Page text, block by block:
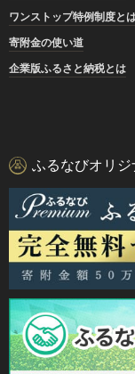
ワンストップ特例制度と
寄附金の使い道
企業版ふるさと納税とは
ふるなびオリ